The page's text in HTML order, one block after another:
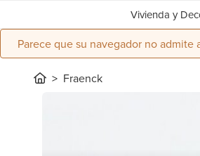
Vivienda y
Parece que su navegador no
Fraenck